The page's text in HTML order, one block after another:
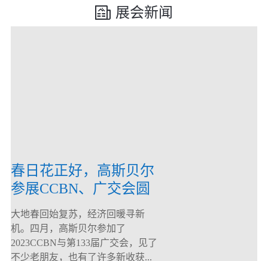
展会新闻
春日花正好，高斯贝尔
参展CCBN、广交会圆
满落幕！
大地春回始复苏，经济回暖寻新
机。四月，高斯贝尔参加了
2023CCBN与第133届广交会，见了
不少老朋友，也有了许多新收获...